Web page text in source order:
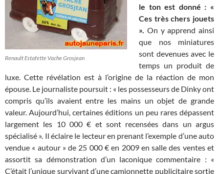
Renault Estafette Vache Grosjean
le ton est donné : «
Ces très chers jouets
». On y apprend ainsi
que nos miniatures
sont devenues avec le
temps un produit de
luxe. Cette révélation est à l’origine de la réaction de mon
épouse. Le journaliste poursuit : « les possesseurs de Dinky ont
compris qu’ils avaient entre les mains un objet de grande
valeur. Aujourd’hui, certaines éditions un peu rares dépassent
largement les 10 000 € et sont recensées dans un argus
spécialisé ». Il éclaire le lecteur en prenant l’exemple d’une auto
vendue « autour » de 25 000 € en 2009 en salle des ventes et
assortit sa démonstration d’un laconique commentaire : «
C’était l’unique survivant d’une camionnette publicitaire sortie